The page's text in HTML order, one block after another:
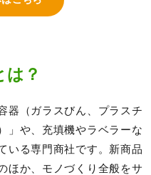
？
器（ガラスびん、プラスチ
」や、充填機やラベラーな
いる専門商社です。新商品
ほか、モノづくり全般をサ